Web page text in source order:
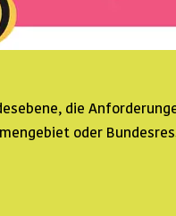
die
oder